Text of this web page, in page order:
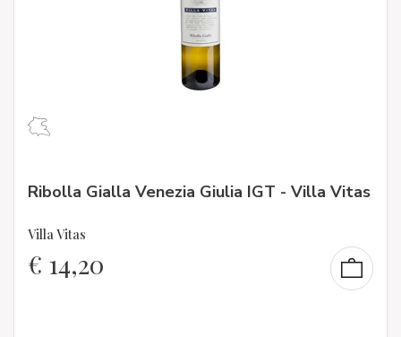
Ribolla Gialla Venezia Giulia IGT - Villa Vitas
Villa Vitas
€ 14,20